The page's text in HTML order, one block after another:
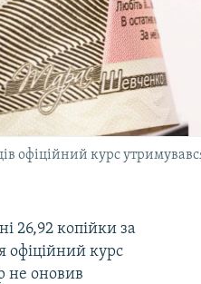
офіційний курс
26,92 копійки за
офіційний курс
не оновив